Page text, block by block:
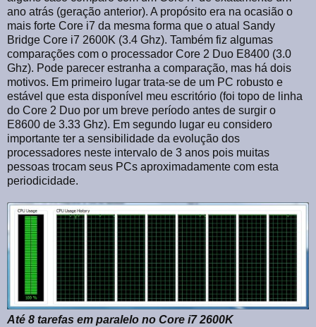
ano atrás (geração anterior). A propósito era na ocasião o
mais forte Core i7 da mesma forma que o atual Sandy
Bridge Core i7 2600K (3.4 Ghz). Também fiz algumas
comparações com o processador Core 2 Duo E8400 (3.0
Ghz). Pode parecer estranha a comparação, mas há dois
motivos. Em primeiro lugar trata-se de um PC robusto e
estável que esta disponível meu escritório (foi topo de linha
do Core 2 Duo por um breve período antes de surgir o
E8600 de 3.33 Ghz). Em segundo lugar eu considero
importante ter a sensibilidade da evolução dos
processadores neste intervalo de 3 anos pois muitas
pessoas trocam seus PCs aproximadamente com esta
periodicidade.
Até 8 tarefas em paralelo no Core i7 2600K